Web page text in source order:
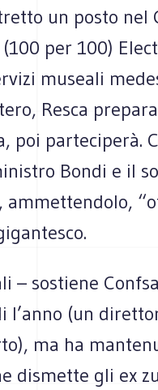
un posto nel
per 100)
museali
Resca
poi parteciperà.
Bondi e il
ammettendolo,
– sostiene
l’anno (un
ma ha
dismette gli ex